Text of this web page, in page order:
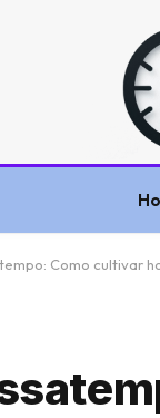
Como cultivar